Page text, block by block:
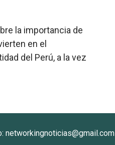
la importancia de
en el
del Perú, a la vez
networkingnoticias@gmail.com